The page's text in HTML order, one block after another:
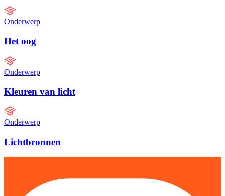
Onderwerp
Het oog
Onderwerp
Kleuren van licht
Onderwerp
Lichtbronnen